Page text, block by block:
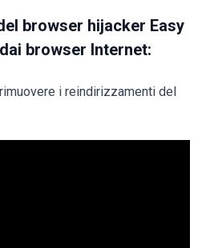
browser hijacker Easy
browser Internet:
i reindirizzamenti del